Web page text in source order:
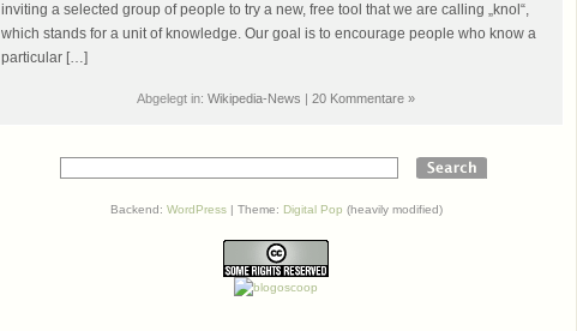
inviting a selected group of people to try a new, free tool that we are calling „knol“,
which stands for a unit of knowledge. Our goal is to encourage people who know a
particular […]
Abgelegt in: Wikipedia-News | 20 Kommentare »
Backend: WordPress| Theme: Digital Pop (heavily modified)